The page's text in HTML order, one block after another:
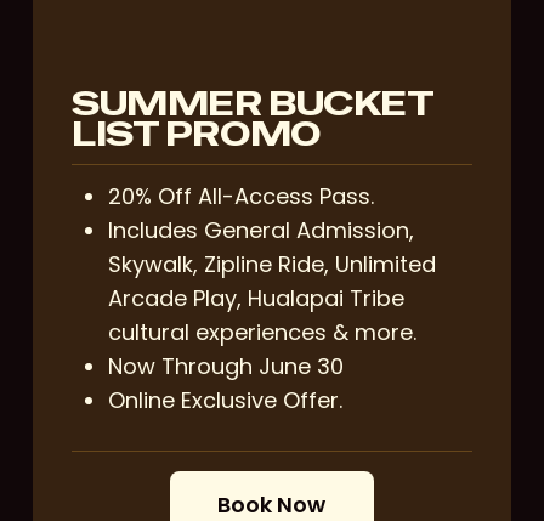
SUMMER BUCKET
LIST PROMO
20% Off All-Access Pass.
Includes General Admission,
Skywalk, Zipline Ride, Unlimited
Arcade Play, Hualapai Tribe
cultural experiences & more.
Now Through June 30
Online Exclusive Offer.
Book Now